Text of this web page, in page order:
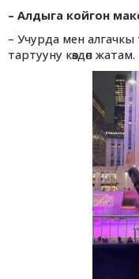
– Алдыга койгон
– Учурда мен
тартууну көздөп жатам.